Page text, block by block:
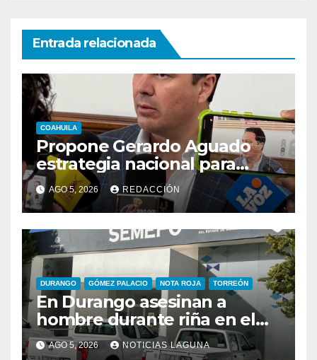
Entrada relacionada
COAHUILA
Propone Gerardo Aguado
estrategia nacional para
combatir el despojo de
inmuebles
AGO 5, 2026 REDACCIÓN
DURANGO GÓMEZ PALACIO NOTA ROJA TORREÓN
En Durango asesinan a
hombre durante riña en el
Infonavit Guadalupe Victoria
AGO 5, 2026 NOTICIAS LAGUNA